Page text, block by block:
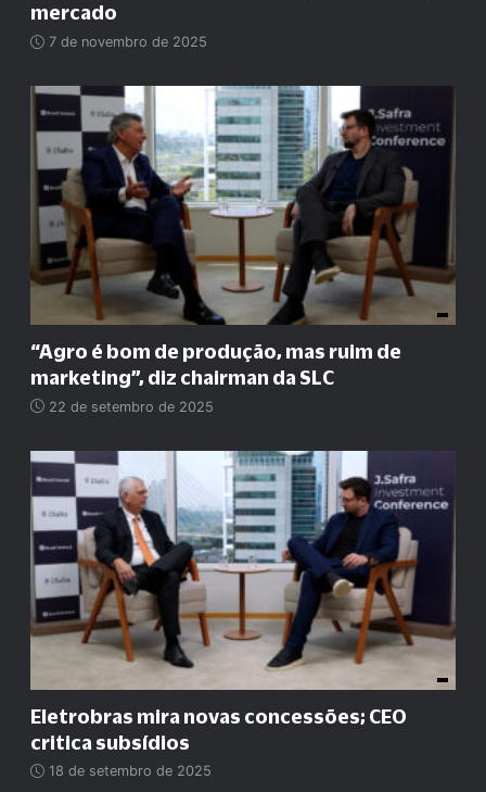
mercado
7 de novembro de 2025
“Agro é bom de produção, mas ruim de
marketing”, diz chairman da SLC
22 de setembro de 2025
Eletrobras mira novas concessões; CEO
critica subsídios
18 de setembro de 2025